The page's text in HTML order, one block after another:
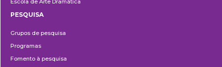
PESQUISA
Grupos de pesquisa
Programas
Fomento à pesquisa